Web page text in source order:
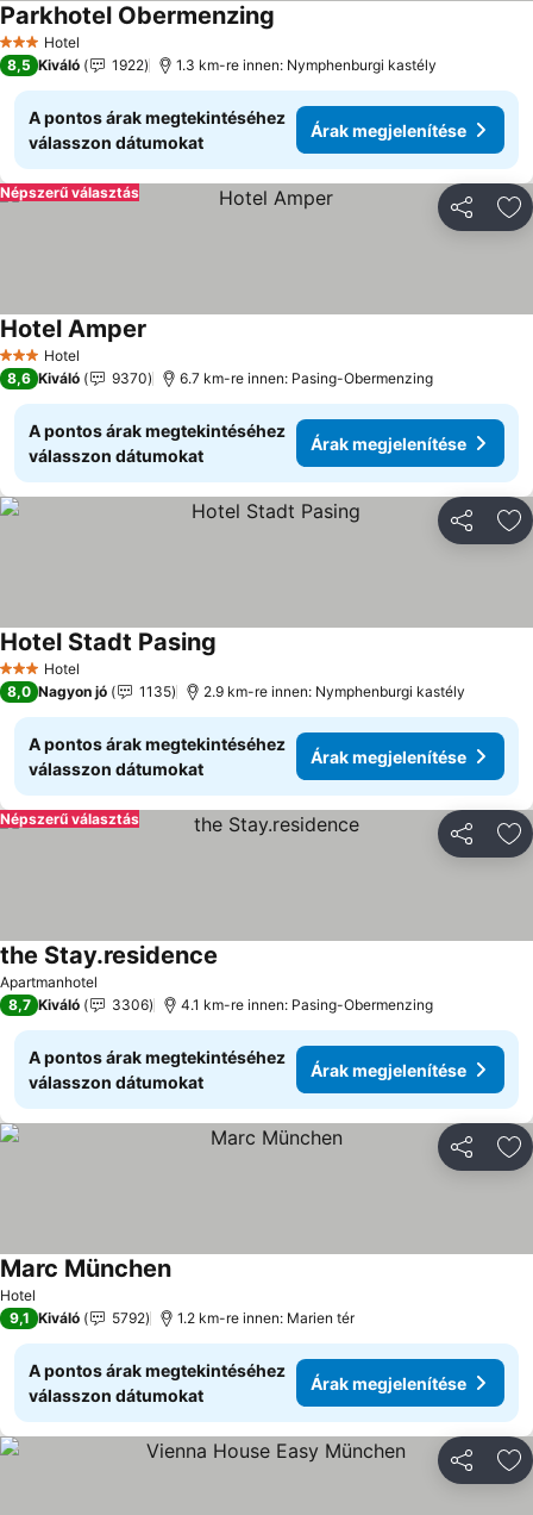
3 Kategória
Hotel
Parkhotel Obermenzing
8,5 Kiváló 1922 1.3 km-re innen: Nymphenburgi kastély
A pontos árak megtekintéséhez
válasszon dátumokat
Árak megjelenítése
Népszerű választás
3 Kategória
Hotel
Hotel Amper
8,6 Kiváló 9370 6.7 km-re innen: Pasing-Obermenzing
A pontos árak megtekintéséhez
válasszon dátumokat
Árak megjelenítése
3 Kategória
Hotel
Hotel Stadt Pasing
8,0 Nagyon jó 1135 2.9 km-re innen: Nymphenburgi kastély
A pontos árak megtekintéséhez
válasszon dátumokat
Árak megjelenítése
Népszerű választás
Apartmanhotel
the Stay.residence
8,7 Kiváló 3306 4.1 km-re innen: Pasing-Obermenzing
A pontos árak megtekintéséhez
válasszon dátumokat
Árak megjelenítése
Hotel
Marc MünchenÁrak megjelenítése
9,1 Kiváló 5792 1.2 km-re innen: Marien tér
A pontos árak megtekintéséhez
válasszon dátumokat
Árak megjelenítése